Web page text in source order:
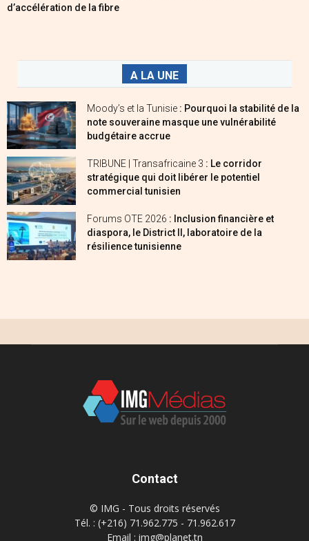
d’accélération de la fibre
A LA UNE
Moody’s et la Tunisie : Pourquoi la stabilité de la
note souveraine masque une vulnérabilité
budgétaire accrue
TRIBUNE | Transafricaine 3 : Le corridor
stratégique qui doit libérer le potentiel
commercial tunisien
Forums OTE 2026 : Inclusion financière et
diaspora, le District II, laboratoire de la
résilience tunisienne
Contact
© IMG - Tous droits réservés
Tél. : (+216) 71.962.775 - 71.962.617
Email : img@planet.tn